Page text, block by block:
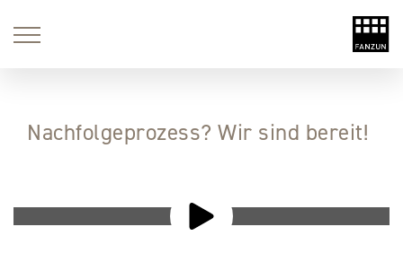
Nachfolgeprozess? Wir sind bereit!
Sobald Sie das Video laden, werden Daten zwischen